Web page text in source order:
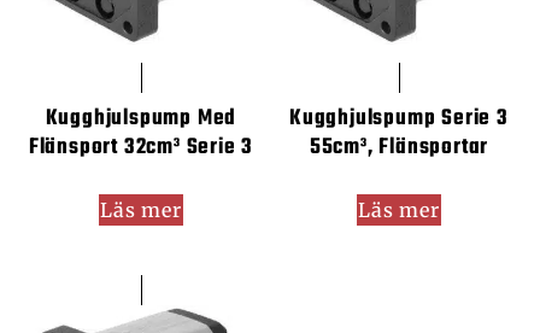
Kugghjulspump Med
Flänsport 32cm³ Serie 3
Läs mer
Kugghjulspump Serie 3
55cm³, Flänsportar
Läs mer